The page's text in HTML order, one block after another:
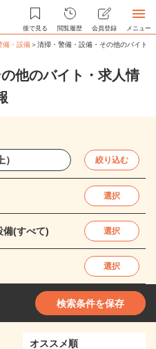
後で見る 閲覧履歴 会員登録 メニュー
備・設備＞清掃・警備・設備・その他のバイト
他のバイト・求人情
絞り込む
選択
備(すべて) 選択
選択
検索条件を保存